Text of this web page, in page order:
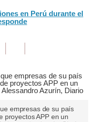
en Perú durante el
empresas de su país
proyectos APP en un